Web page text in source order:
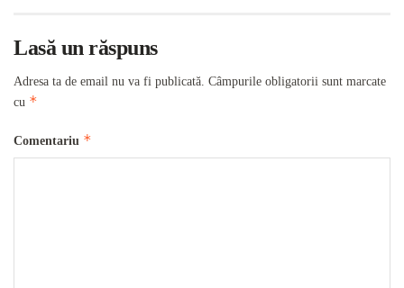
Lasă un răspuns
Adresa ta de email nu va fi publicată. Câmpurile obligatorii sunt marcate
cu *
Comentariu *